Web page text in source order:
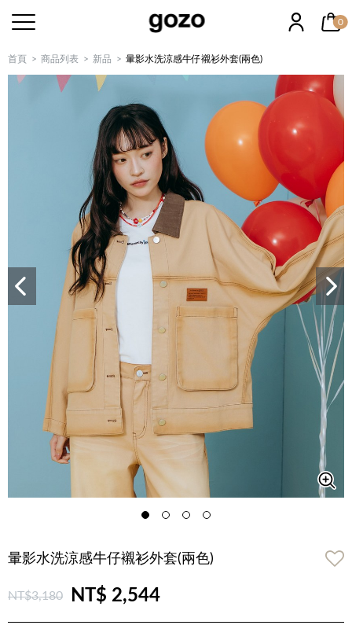
0
首頁 商品列表 新品 暈影水洗涼感牛仔襯衫外套(兩色)
暈影水洗涼感牛仔襯衫外套(兩色)
NT$3,180 NT$ 2,544